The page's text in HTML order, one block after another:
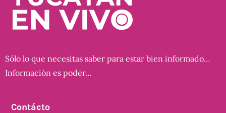
Sólo lo que necesitas saber para estar bien informado…
Información es poder…
Contácto